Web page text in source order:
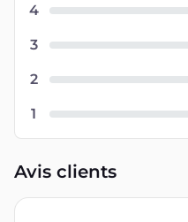
4
3
2
1
Avis clients